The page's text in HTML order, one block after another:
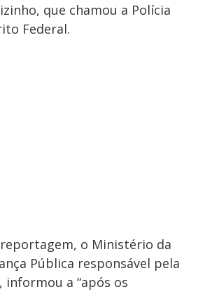
que chamou a Polícia
Federal.
o Ministério da
Pública responsável pela
informou a “após os